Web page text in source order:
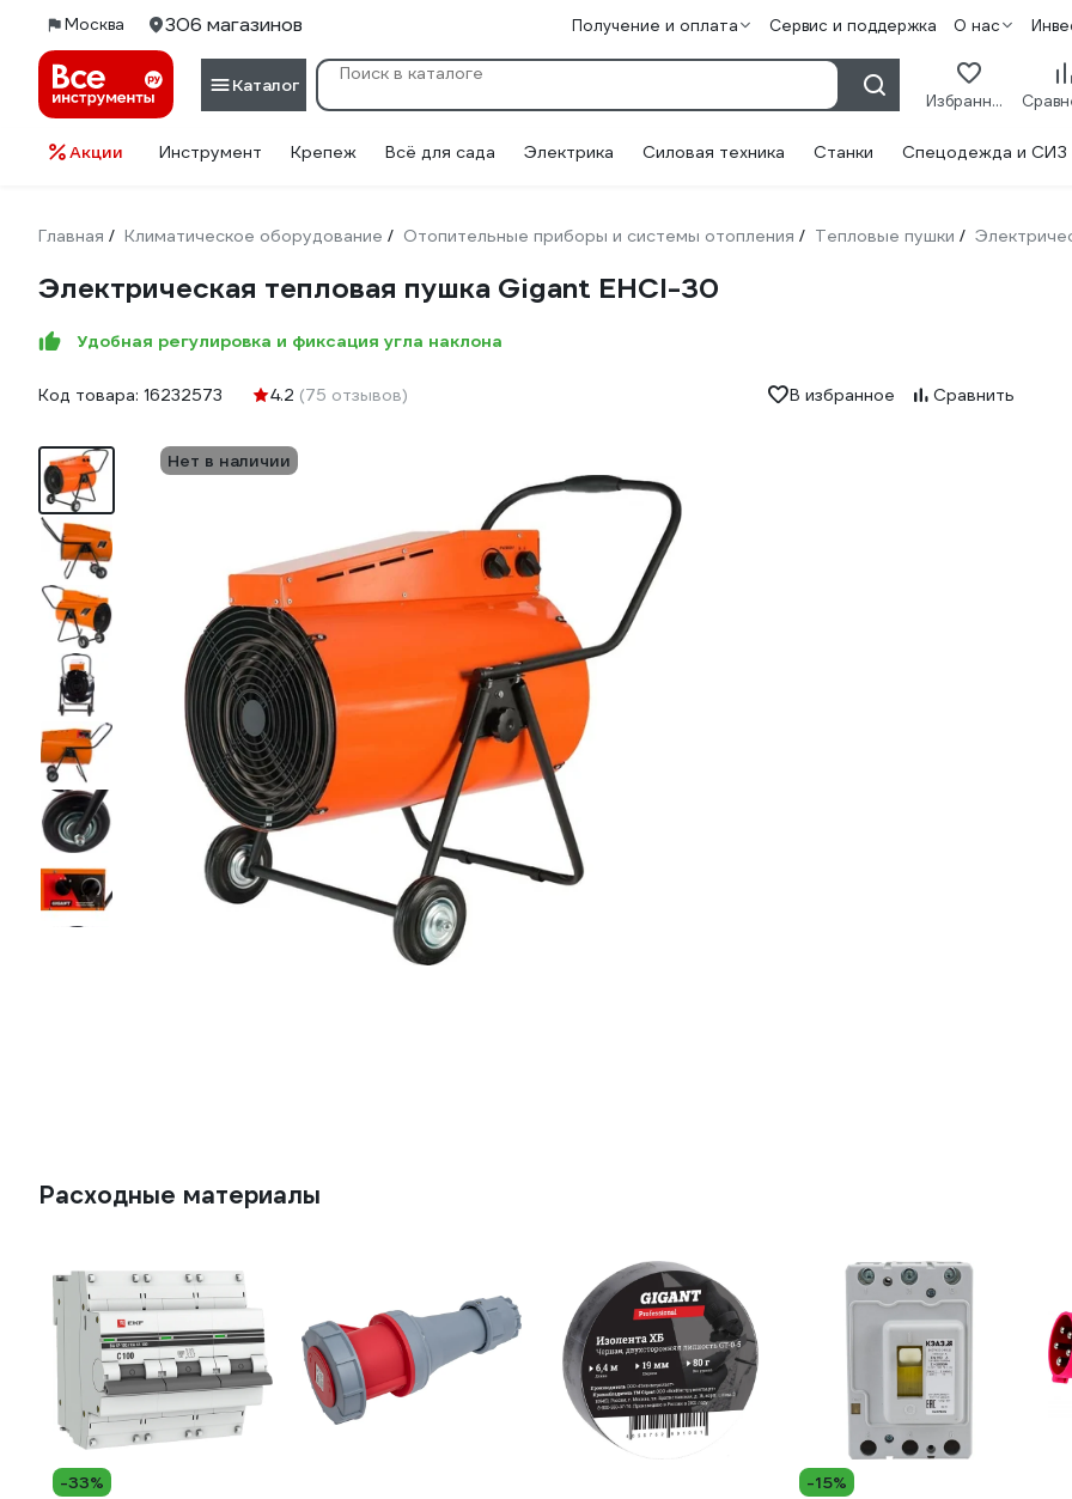
Москва 306 магазинов Получение и оплата Сервис и поддержка О нас
Каталог
Избранное
Акции Инструмент Крепеж Всё для сада Электрика Силовая техника Станки Спецодежда и СИЗ
Главная / Климатическое оборудование / Отопительные приборы и системы отопления / Тепловые пушки /
Электрическая тепловая пушка Gigant EHCI-30
Удобная регулировка и фиксация угла наклона
Код товара: 16232573 4.2 (75 отзывов) В избранное Сравнить
Нет в наличии
Расходные материалы
-33% -15%